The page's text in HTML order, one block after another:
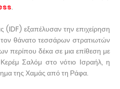
.
(IDF) εξαπέλυσαν την επιχείρηση
θάνατο τεσσάρων στρατιωτών
περίπου δέκα σε μια επίθεση με
Σαλόμ στο νότιο Ισραήλ, η
της Χαμάς από τη Ράφα.